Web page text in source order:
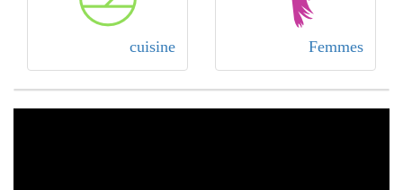
Femmes
cuisine